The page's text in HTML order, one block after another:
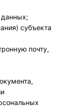
субъекта
почту,